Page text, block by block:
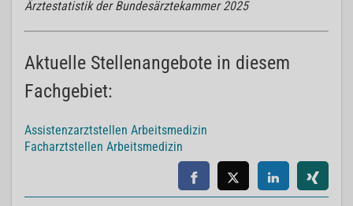
Ärztestatistik der Bundesärztekammer 2025
Aktuelle Stellenangebote in diesem
Fachgebiet:
Assistenzarztstellen Arbeitsmedizin
Facharztstellen Arbeitsmedizin